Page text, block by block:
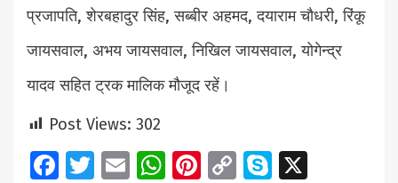
प्रजापति, शेरबहादुर सिंह, सब्बीर अहमद, दयाराम चौधरी, रिंकू
जायसवाल, अभय जायसवाल, निखिल जायसवाल, योगेन्द्र
यादव सहित ट्रक मालिक मौजूद रहें।
Post Views: 302
Facebook
Twitter
EmailWhatsApp
Pinterest
CopySkype